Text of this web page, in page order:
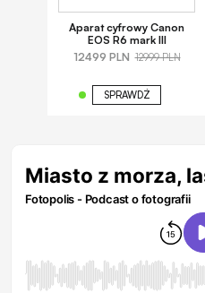
Aparat cyfrowy Canon
EOS R6 mark III
12499 PLN 12999 PLN
SPRAWDŹ